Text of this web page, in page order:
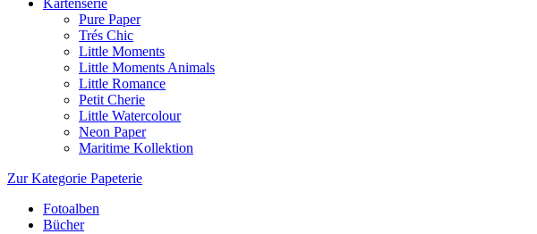
Kartenserie
Pure Paper
Trés Chic
Little Moments
Little Moments Animals
Little Romance
Petit Cherie
Little Watercolour
Neon Paper
Maritime Kollektion
Zur Kategorie Papeterie
Fotoalben
Bücher